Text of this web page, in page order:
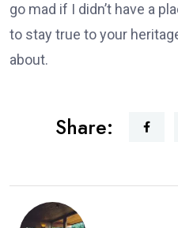
go mad if I didn’t have a
to stay true to your
about.
Share: